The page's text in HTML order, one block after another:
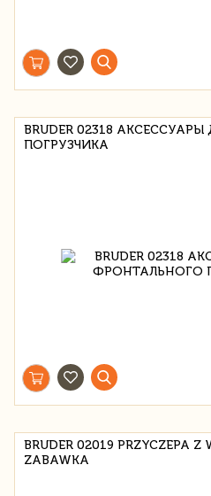
BRUDER 02318
ПОГРУЗЧИКА
BRUDER 02019 PRZYCZEPA
ZABAWKA